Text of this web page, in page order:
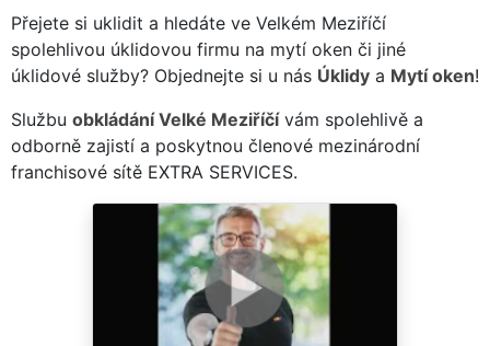
Přejete si uklidit a hledáte ve Velkém Meziříčí
spolehlivou úklidovou firmu na mytí oken či jiné
úklidové služby? Objednejte si u nás Úklidy a Mytí oken!
Službu obkládání Velké Meziříčívám spolehlivě a
odborně zajistí a poskytnou členové mezinárodní
franchisové sítě EXTRA SERVICES.